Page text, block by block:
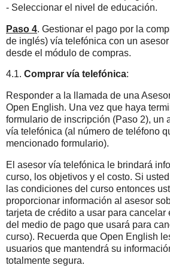
- Seleccionar el nivel de educación.
Paso 4. Gestionar el pago por la
de inglés) vía telefónica con un
desde el módulo de compras.
4.1. Comprar vía telefónica:
Responder a la llamada de una
Open English. Una vez que haya
formulario de inscripción (Paso 2), un
vía telefónica (al número de teléfono
mencionado formulario).
El asesor vía telefónica le brindará
curso, los objetivos y el costo. Si
las condiciones del curso entonces
proporcionar información al asesor
tarjeta de crédito a usar para cancelar
del medio de pago que usará para
curso). Recuerda que Open English
usuarios que mantendrá su
totalmente segura.